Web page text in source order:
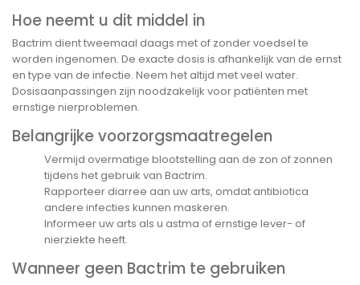
Hoe neemt u dit middel in
Bactrim dient tweemaal daags met of zonder voedsel te
worden ingenomen. De exacte dosis is afhankelijk van de ernst
en type van de infectie. Neem het altijd met veel water.
Dosisaanpassingen zijn noodzakelijk voor patiënten met
ernstige nierproblemen.
Belangrijke voorzorgsmaatregelen
Vermijd overmatige blootstelling aan de zon of zonnen
tijdens het gebruik van Bactrim.
Rapporteer diarree aan uw arts, omdat antibiotica
andere infecties kunnen maskeren.
Informeer uw arts als u astma of ernstige lever- of
nierziekte heeft.
Wanneer geen Bactrim te gebruiken